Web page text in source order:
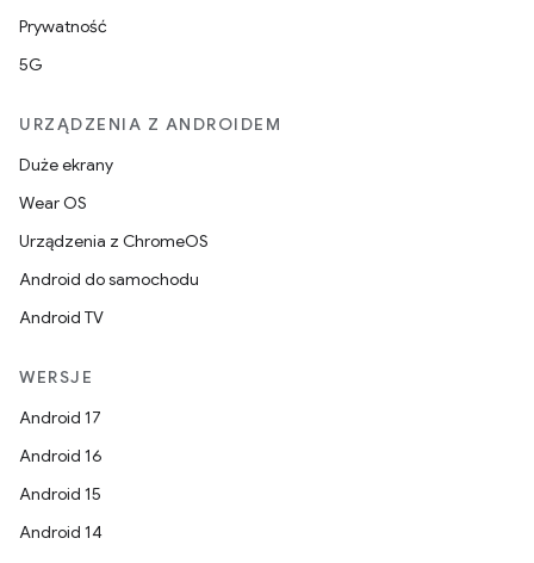
Prywatność
5G
URZĄDZENIA Z ANDROIDEM
Duże ekrany
Wear OS
Urządzenia z ChromeOS
Android do samochodu
Android TV
WERSJE
Android 17
Android 16
Android 15
Android 14